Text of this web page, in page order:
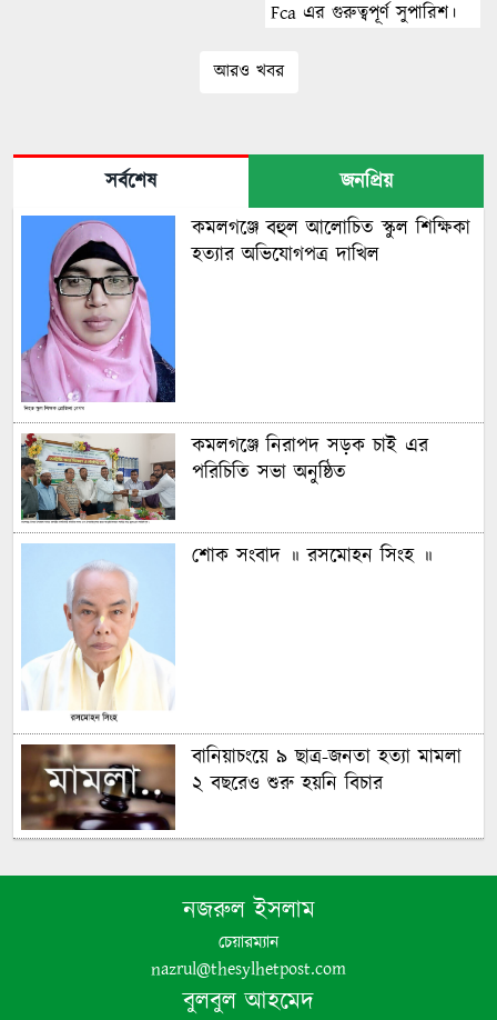
Fca এর গুরুত্বপূর্ণ সুপারিশ।
আরও খবর
সর্বশেষ
জনপ্রিয়
কমলগঞ্জে বহুল আলোচিত স্কুল শিক্ষিকা
হত্যার অভিযোগপত্র দাখিল
কমলগঞ্জে নিরাপদ সড়ক চাই এর
পরিচিতি সভা অনুষ্ঠিত
শোক সংবাদ ॥ রসমোহন সিংহ ॥
বানিয়াচংয়ে ৯ ছাত্র-জনতা হত্যা মামলা
২ বছরেও শুরু হয়নি বিচার
অঙ্গীকার বিএনপির- জিকে গউছ
পঞ্চগড়ে ইয়াবা সহ গ্রেপ্তার যুবদল নেতা
নজরুল ইসলাম
চেয়ারম্যান
nazrul@thesylhetpost.com
বুলবুল আহমেদ